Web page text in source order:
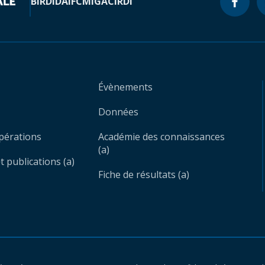
publications (a)
Évènements
Données
Académie des connaissances
(a)
Fiche de résultats (a)